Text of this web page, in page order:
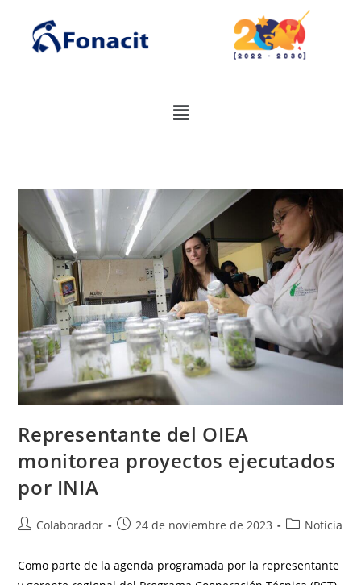
Representante del OIEA
monitorea proyectos ejecutados
por INIA
Colaborador 24 de noviembre de 2023 Noticia
Como parte de la agenda programada por la representante